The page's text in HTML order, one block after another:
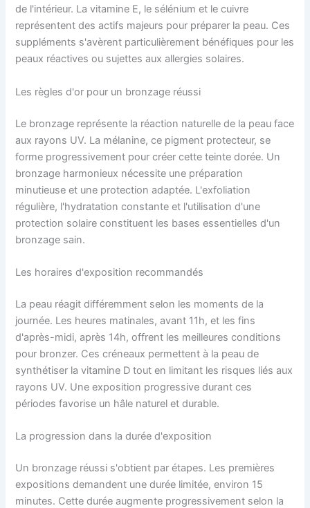
de l'intérieur. La vitamine E, le sélénium et le cuivre
représentent des actifs majeurs pour préparer la peau. Ces
suppléments s'avèrent particulièrement bénéfiques pour les
peaux réactives ou sujettes aux allergies solaires.
Les règles d'or pour un bronzage réussi
Le bronzage représente la réaction naturelle de la peau face
aux rayons UV. La mélanine, ce pigment protecteur, se
forme progressivement pour créer cette teinte dorée. Un
bronzage harmonieux nécessite une préparation
minutieuse et une protection adaptée. L'exfoliation
régulière, l'hydratation constante et l'utilisation d'une
protection solaire constituent les bases essentielles d'un
bronzage sain.
Les horaires d'exposition recommandés
La peau réagit différemment selon les moments de la
journée. Les heures matinales, avant 11h, et les fins
d'après-midi, après 14h, offrent les meilleures conditions
pour bronzer. Ces créneaux permettent à la peau de
synthétiser la vitamine D tout en limitant les risques liés aux
rayons UV. Une exposition progressive durant ces
périodes favorise un hâle naturel et durable.
La progression dans la durée d'exposition
Un bronzage réussi s'obtient par étapes. Les premières
expositions demandent une durée limitée, environ 15
minutes. Cette durée augmente progressivement selon la